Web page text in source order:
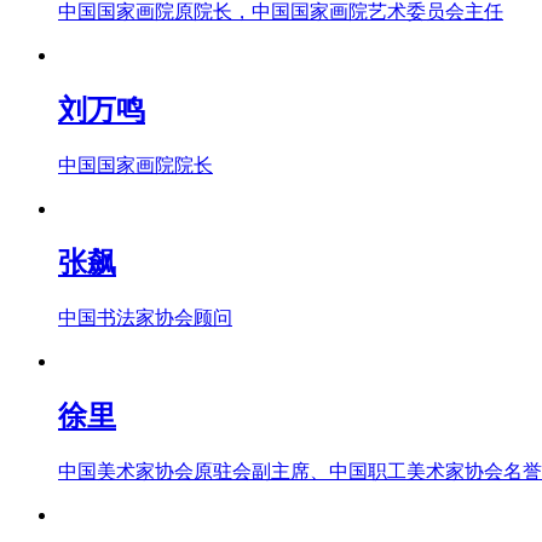
中国国家画院原院长，中国国家画院艺术委员会主任
刘万鸣
中国国家画院院长
张飙
中国书法家协会顾问
徐里
中国美术家协会原驻会副主席、中国职工美术家协会名